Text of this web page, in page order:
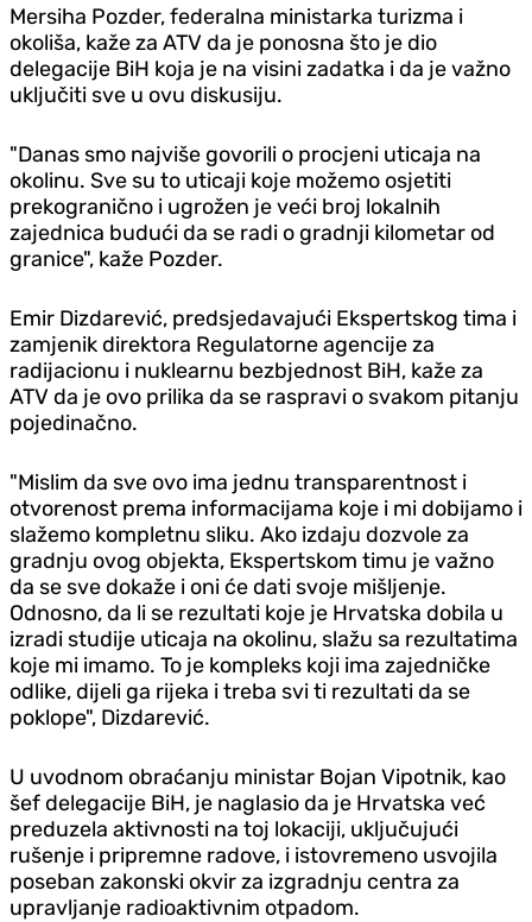
Mersiha Pozder, federalna ministarka turizma i
okoliša, kaže za ATV da je ponosna što je dio
delegacije BiH koja je na visini zadatka i da je važno
uključiti sve u ovu diskusiju.
"Danas smo najviše govorili o procjeni uticaja na
okolinu. Sve su to uticaji koje možemo osjetiti
prekogranično i ugrožen je veći broj lokalnih
zajednica budući da se radi o gradnji kilometar od
granice", kaže Pozder.
Emir Dizdarević, predsjedavajući Ekspertskog tima i
zamjenik direktora Regulatorne agencije za
radijacionu i nuklearnu bezbjednost BiH, kaže za
ATV da je ovo prilika da se raspravi o svakom pitanju
pojedinačno.
"Mislim da sve ovo ima jednu transparentnost i
otvorenost prema informacijama koje i mi dobijamo i
slažemo kompletnu sliku. Ako izdaju dozvole za
gradnju ovog objekta, Ekspertskom timu je važno
da se sve dokaže i oni će dati svoje mišljenje.
Odnosno, da li se rezultati koje je Hrvatska dobila u
izradi studije uticaja na okolinu, slažu sa rezultatima
koje mi imamo. To je kompleks koji ima zajedničke
odlike, dijeli ga rijeka i treba svi ti rezultati da se
poklope", Dizdarević.
U uvodnom obraćanju ministar Bojan Vipotnik, kao
šef delegacije BiH, je naglasio da je Hrvatska već
preduzela aktivnosti na toj lokaciji, uključujući
rušenje i pripremne radove, i istovremeno usvojila
poseban zakonski okvir za izgradnju centra za
upravljanje radioaktivnim otpadom.